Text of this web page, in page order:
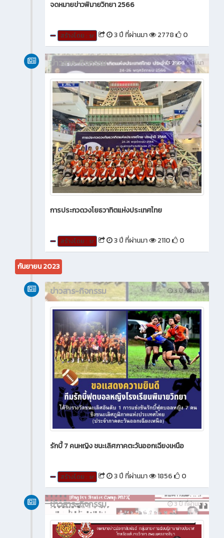
จดหมายข่าวพิมายวิทยา 2566
สร้างโดย : sr 3 ปี ที่ผ่านมา 2778 0
3 ปี ที่ผ่านมา
ข่าวสาร-กิจกรรม
การประกวดวงโยธวาทิตแห่งประเทศไทย
สร้างโดย : sr 3 ปี ที่ผ่านมา 2110 0
กันยายน 2023
3 ปี ที่ผ่านมา
ข่าวสาร-กิจกรรม
รักบี้ 7 คนหญิง ชนะเลิศภาคตะวันออกเฉียงเหนือ
สร้างโดย : sr 3 ปี ที่ผ่านมา 1856 0
3 ปี ที่ผ่านมา
ข่าวสาร-กิจกรรม